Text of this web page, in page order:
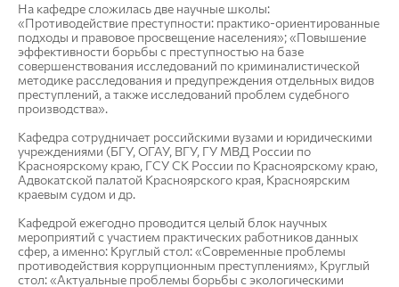
На кафедре сложилась две научные школы:
«Противодействие преступности: практико-ориентированные
подходы и правовое просвещение населения»; «Повышение
эффективности борьбы с преступностью на базе
совершенствования исследований по криминалистической
методике расследования и предупреждения отдельных видов
преступлений, а также исследований проблем судебного
производства».
Кафедра сотрудничает российскими вузами и юридическими
учреждениями (БГУ, ОГАУ, ВГУ, ГУ МВД России по
Красноярскому краю, ГСУ СК России по Красноярскому краю,
Адвокатской палатой Красноярского края, Красноярским
краевым судом и др.
Кафедрой ежегодно проводится целый блок научных
мероприятий с участием практических работников данных
сфер, а именно: Круглый стол: «Современные проблемы
противодействия коррупционным преступлениям», Круглый
стол: «Актуальные проблемы борьбы с экологическими